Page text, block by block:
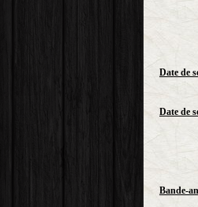
Date de
Date de
Bande-